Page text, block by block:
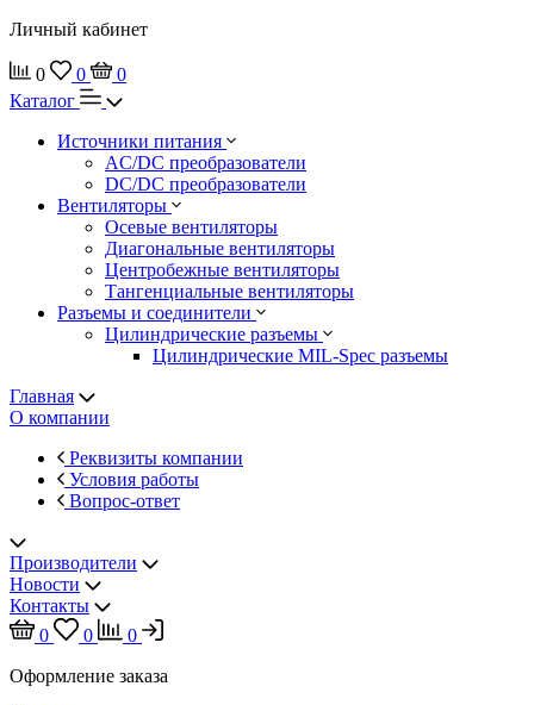
Личный кабинет
0 0
0
Каталог
Источники питания
AC/DC преобразователи
DC/DC преобразователи
Вентиляторы
Осевые вентиляторы
Диагональные вентиляторы
Центробежные вентиляторы
Тангенциальные вентиляторы
Разъемы и соединители
Цилиндрические разъемы
Цилиндрические MIL-Spec разъемы
Главная
О компании
Реквизиты компании
Условия работы
Вопрос-ответ
Производители
Новости
Контакты
0
0
0
Оформление заказа